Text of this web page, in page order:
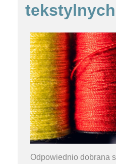
Odpowiednio dobrana